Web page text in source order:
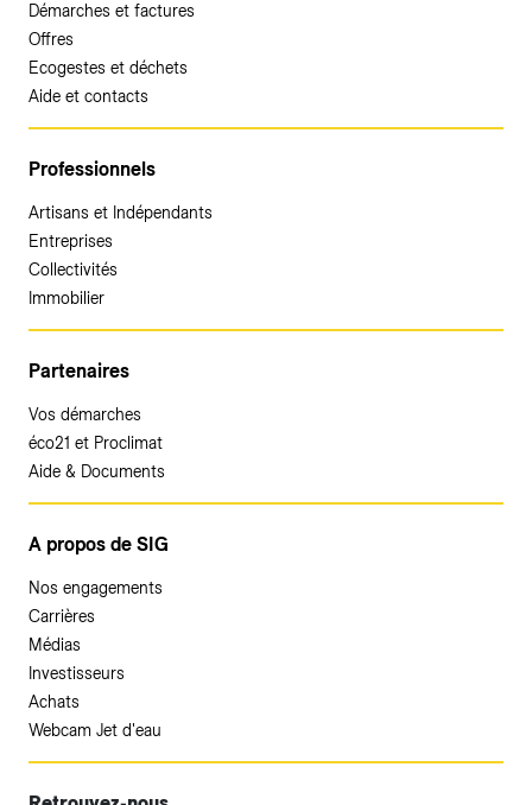
Démarches et factures
Offres
Ecogestes et déchets
Aide et contacts
Professionnels
Artisans et Indépendants
Entreprises
Collectivités
Immobilier
Partenaires
Vos démarches
éco21 et Proclimat
Aide & Documents
A propos de SIG
Nos engagements
Carrières
Médias
Investisseurs
Achats
Webcam Jet d'eau